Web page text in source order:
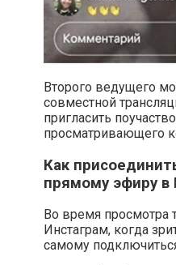
Второго ведущего
совместной
пригласить
просматривающего
Как
прямому эфиру в
Во время просмотра
Инстаграм, когда
самому